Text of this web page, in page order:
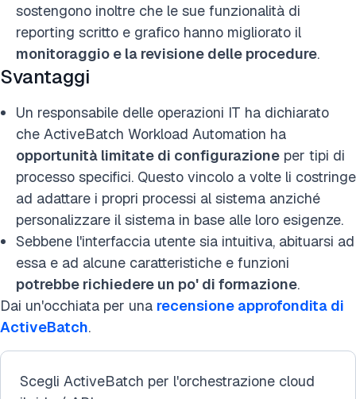
sostengono inoltre che le sue funzionalità di
reporting scritto e grafico hanno migliorato il
monitoraggio e la revisione delle procedure.
Svantaggi
Un responsabile delle operazioni IT ha dichiarato
che ActiveBatch Workload Automation ha
opportunità limitate di configurazione per tipi di
processo specifici. Questo vincolo a volte li costringe
ad adattare i propri processi al sistema anziché
personalizzare il sistema in base alle loro esigenze.
Sebbene l'interfaccia utente sia intuitiva, abituarsi ad
essa e ad alcune caratteristiche e funzioni
potrebbe richiedere un po' di formazione.
Dai un'occhiata per una recensione approfondita di
ActiveBatch.
Scegli ActiveBatch per l'orchestrazione cloud